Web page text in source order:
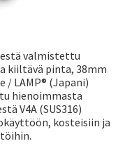
valmistettu
kiiltävä pinta, 38mm
/ LAMP® (Japani)
hienoimmasta
V4A (SUS316)
kosteisiin ja